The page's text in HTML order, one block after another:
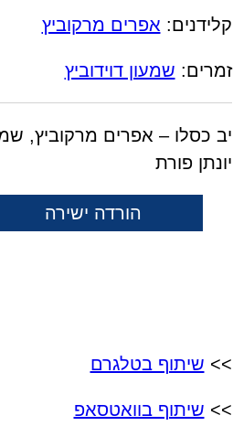
קלידנים: אפרים מרקוביץ
זמרים: שמעון דוידוביץ
יב כסלו – אפרים מרקוביץ,
יונתן פורת
הורדה ישירה
>> שיתוף בטלגרם
>> שיתוף בוואטסאפ